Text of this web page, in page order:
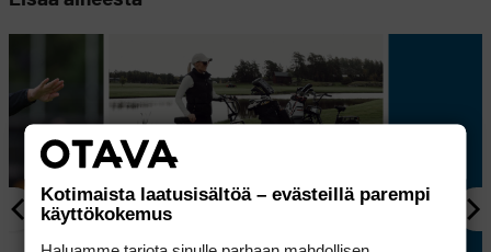
Kotimaista laatusisältöä – evästeillä parempi
käyttökokemus